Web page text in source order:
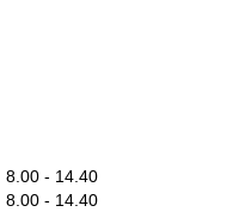
8.00 - 14.40
8.00 - 14.40